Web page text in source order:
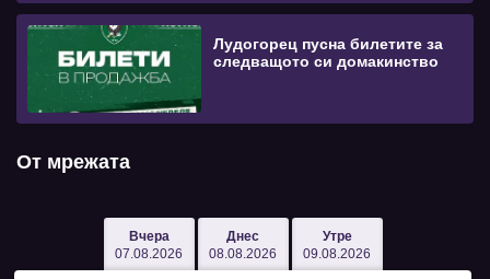
Лудогорец пусна билетите за
следващото си домакинство
От мрежата
Вчера
07.08.2026
Днес
08.08.2026
Утре
09.08.2026